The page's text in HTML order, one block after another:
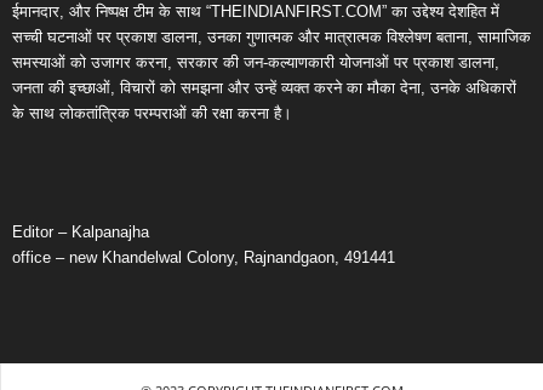
ईमानदार, और निष्पक्ष टीम के साथ “THEINDIANFIRST.COM” का उद्देश्य देशहित में
सच्ची घटनाओं पर प्रकाश डालना, उनका गुणात्मक और मात्रात्मक विश्लेषण बताना, सामाजिक
समस्याओं को उजागर करना, सरकार की जन-कल्याणकारी योजनाओं पर प्रकाश डालना,
जनता की इच्छाओं, विचारों को समझना और उन्हें व्यक्त करने का मौका देना, उनके अधिकारों
के साथ लोकतांत्रिक परम्पराओं की रक्षा करना है।
Editor – Kalpanajha
office – new Khandelwal Colony, Rajnandgaon, 491441